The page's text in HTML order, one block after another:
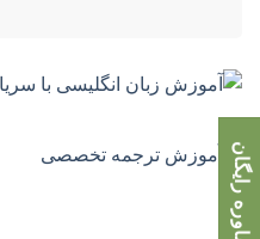
مشاوره رایگان